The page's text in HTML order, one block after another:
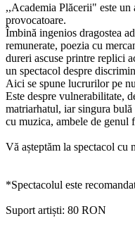
,,Academia Plăcerii" este
provocatoare.
Îmbină ingenios dragostea
remunerate, poezia cu
dureri ascuse printre replici
un spectacol despre
Aici se spune lucrurilor pe
Este despre vulnerabilitate,
matriarhatul, iar singura
cu muzica, ambele de genul
Vă așteptăm la spectacol cu
*Spectacolul este
Suport artiști: 80 RON